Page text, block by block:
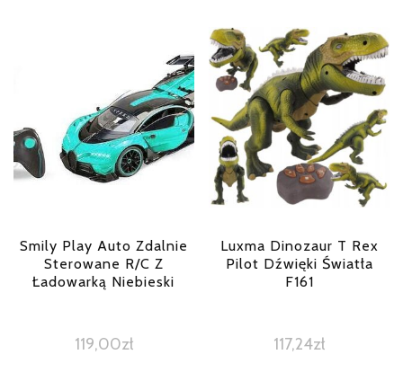
Smily Play Auto Zdalnie
Sterowane R/C Z
Ładowarką Niebieski
119,00zł
Luxma Dinozaur T Rex
Pilot Dźwięki Światła
F161
117,24zł